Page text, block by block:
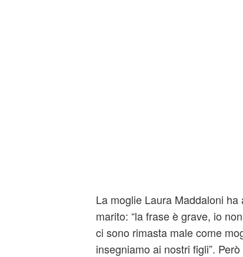
La moglieLaura Maddaloni ha
marito: “la frase è grave, io
ci sono rimasta male come
insegniamo ai nostri figli”.